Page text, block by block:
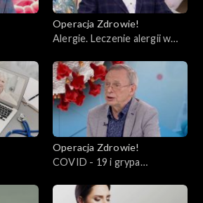
Operacja Zdrowie!
Alergie. Leczenie alergii w
Operacja Zdrowie!
COVID - 19 i grypa